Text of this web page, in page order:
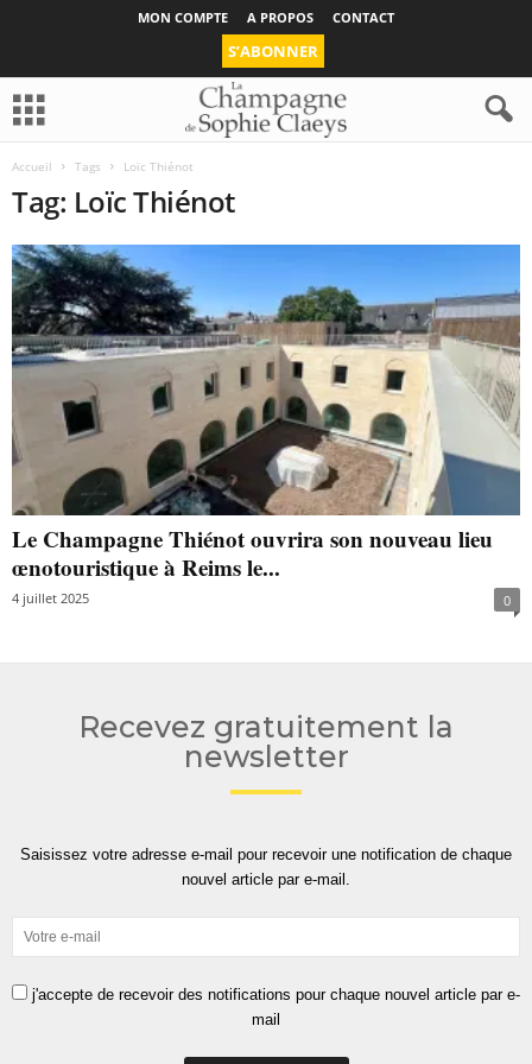
MON COMPTE A PROPOS CONTACT
S’ABONNER
Accueil Tags Loïc Thiénot
Tag: Loïc Thiénot
Le Champagne Thiénot ouvrira son nouveau lieu
œnotouristique à Reims le...
4 juillet 2025 0
Recevez gratuitement la
newsletter
Saisissez votre adresse e-mail pour recevoir une notification de chaque
nouvel article par e-mail.
j'accepte de recevoir des notifications pour chaque nouvel article par e-
mail